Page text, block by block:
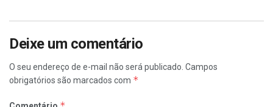
Deixe um comentário
O seu endereço de e-mail não será publicado. Campos
obrigatórios são marcados com *